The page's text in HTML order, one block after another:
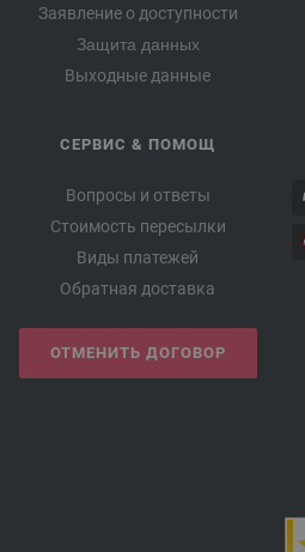
Заявление о доступности
Защита данных
Выходные данные
СЕРВИС & ПОМОЩ
Вопросы и ответы
Стоимость пересылки
Виды платежей
Обратная доставка
ОТМЕНИТЬ ДОГОВОР